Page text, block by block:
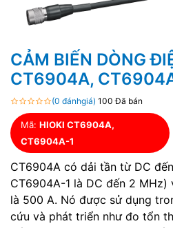
CẢM BIẾN DÒNG
CT6904A,
(0 đánhgiá) 100 Đã bán
Mã: HIOKI CT6904A,
CT6904A-1
CT6904A có dải tần từ DC
CT6904A-1 là DC đến 2
là 500 A. Nó được sử dụng
cứu và phát triển như đo tổn